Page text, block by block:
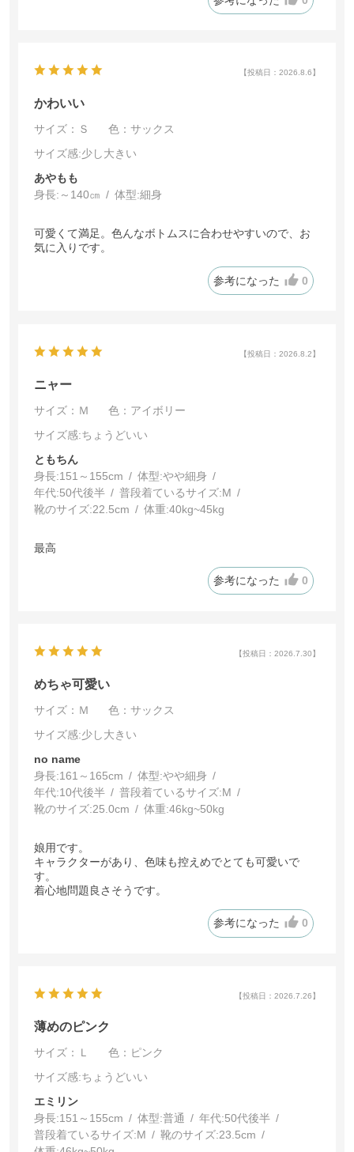
【投稿日：2026.8.6】
かわいい
サイズ：Ｓ
色：サックス
サイズ感:少し大きい
あやもも
身長: ～140㎝ 体型:細身
可愛くて満足。色んなボトムスに合わせやすいので、お
気に入りです。
参考になった 0
【投稿日：2026.8.2】
ニャー
サイズ：Ｍ
色：アイボリー
サイズ感:ちょうどいい
ともちん
身長:151～155cm 体型:細身
年代:50代後半 普段着ているサイズ:M
靴のサイズ:22.5cm 体重:40kg~45kg
最高
参考になった 0
【投稿日：2026.7.30】
めちゃ可愛い
サイズ：Ｍ
色：サックス
サイズ感:少し大きい
no name
身長:161～165cm 体型:細身
年代:10代後半 普段着ているサイズ:M
靴のサイズ:25.0cm 体重:46kg~50kg
娘用です。
キャラクターがあり、色味も控えめでとても可愛いで
す。
着心地問題良さそうです。
参考になった 0
【投稿日：2026.7.26】
薄めのピンク
サイズ：Ｌ
色：ピンク
サイズ感:ちょうどいい
エミリン
身長:151～155cm 体型:普通 年代:50代後半
普段着ているサイズ:M 靴のサイズ:23.5cm